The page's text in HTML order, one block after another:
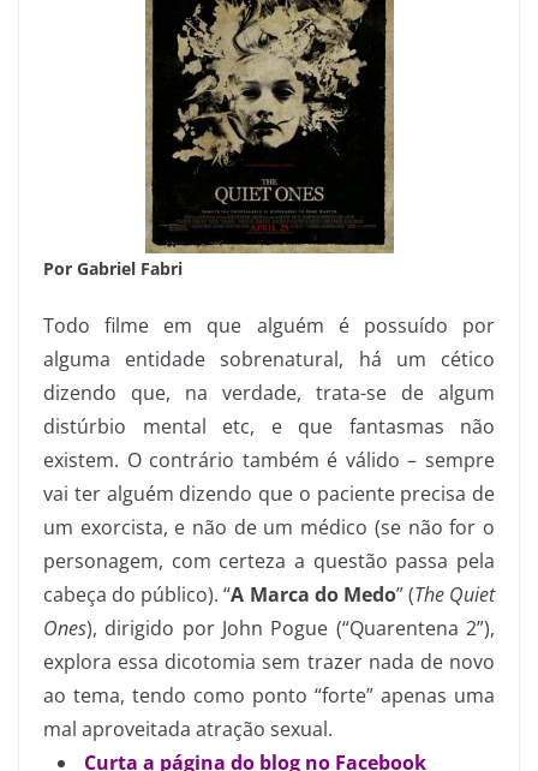
Por Gabriel Fabri
Todo filme em que alguém é possuído por
alguma entidade sobrenatural, há um cético
dizendo que, na verdade, trata-se de algum
distúrbio mental etc, e que fantasmas não
existem. O contrário também é válido – sempre
vai ter alguém dizendo que o paciente precisa de
um exorcista, e não de um médico (se não for o
personagem, com certeza a questão passa pela
cabeça do público). “A Marca do Medo” (The Quiet
Ones), dirigido por John Pogue (“Quarentena 2”),
explora essa dicotomia sem trazer nada de novo
ao tema, tendo como ponto “forte” apenas uma
mal aproveitada atração sexual.
Curta a página do blog no Facebook